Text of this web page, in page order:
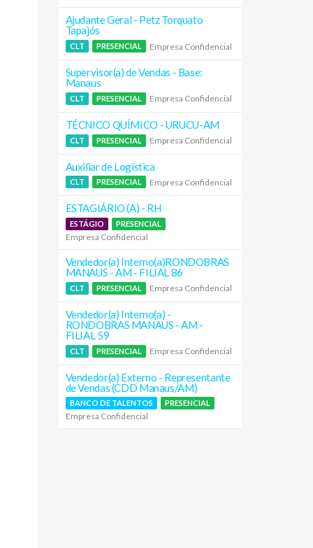
Ajudante Geral - Petz Torquato
Tapajós
CLT PRESENCIAL Empresa Confidencial
Supervisor(a) de Vendas - Base:
Manaus
CLT PRESENCIAL Empresa Confidencial
TÉCNICO QUÍMICO - URUCU-AM
CLT PRESENCIAL Empresa Confidencial
Auxiliar de Logística
CLT PRESENCIAL Empresa Confidencial
ESTAGIÁRIO (A) - RH
ESTÁGIO PRESENCIAL
Empresa Confidencial
Vendedor(a) Interno(a)RONDOBRAS
MANAUS - AM - FILIAL 86
CLT PRESENCIAL Empresa Confidencial
Vendedor(a) Interno(a) -
RONDOBRAS MANAUS - AM -
FILIAL 59
CLT PRESENCIAL Empresa Confidencial
Vendedor(a) Externo - Representante
de Vendas (CDD Manaus/AM)
BANCO DE TALENTOS PRESENCIAL
Empresa Confidencial